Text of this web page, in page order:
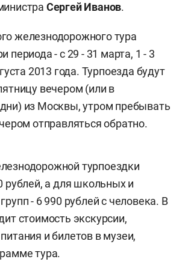
Сергей Иванов.
железнодорожного тура
периода - с 29 - 31 марта, 1 - 3
2013 года. Турпоезда будут
вечером (или в
из Москвы, утром пребывать
отправляться обратно.
турпоездки
рублей, а для школьных и
- 6 990 рублей с человека. В
стоимость экскурсии,
и билетов в музеи,
тура.